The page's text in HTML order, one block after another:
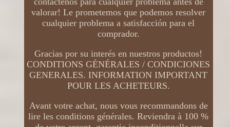
valorar! Le prometemos que podemos resolver
cualquier problema a satisfacción para el
comprador.
Gracias por su interés en nuestros productos!
CONDITIONS GÉNÉRALES / CONDICIONES
GENERALES. INFORMATION IMPORTANT
POUR LES ACHETEURS.
Avant votre achat, nous vous recommandons de
lire les conditions générales. Reviendra à 100 %